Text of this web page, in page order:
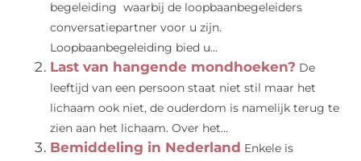
begeleiding waarbij de loopbaanbegeleiders
conversatiepartner voor u zijn.
Loopbaanbegeleiding bied u...
Last van hangende mondhoeken? De
leeftijd van een persoon staat niet stil maar het
lichaam ook niet, de ouderdom is namelijk terug te
zien aan het lichaam. Over het...
Bemiddeling in Nederland Enkele is